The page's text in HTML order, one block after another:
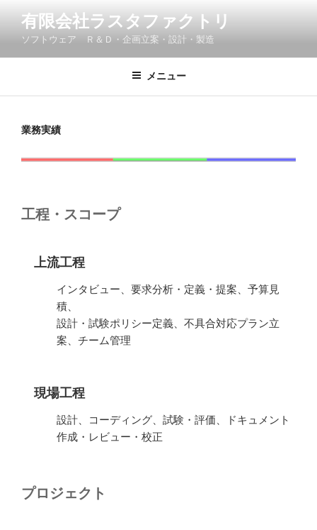
ン
有限会社ラスタファクトリ
ソフトウェア Ｒ＆Ｄ・企画立案・設計・製造
メニュー
業務実績
工程・スコープ
上流工程
インタビュー、要求分析・定義・提案、予算見
積、
設計・試験ポリシー定義、不具合対応プラン立
案、チーム管理
現場工程
設計、コーディング、試験・評価、ドキュメント
作成・レビュー・校正
プロジェクト